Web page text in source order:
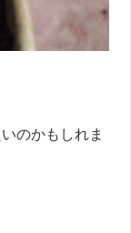
のかもしれま